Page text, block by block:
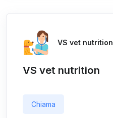
VS vet nutrition
VS vet nutrition
Chiama